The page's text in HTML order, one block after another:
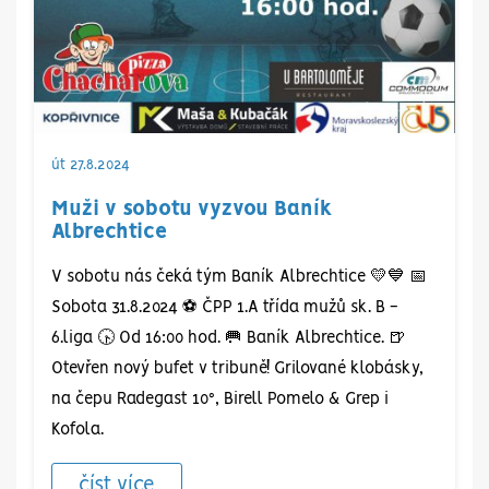
FC Kopřivnice
1:4
1. FK Spartak
Jablunkov
FC Kopřivnice
so 23.8.| 09:00
2:9
Fotbalový klub
FC Odra
FC Kopřivnice
so 23.8.| 11:00
1:7
Fotbalový klub
FC Odra
TJ Sokol
FC Kopřivnice
út 27.8.2024
Muži v sobotu vyzvou Baník
Albrechtice
V sobotu nás čeká tým Baník Albrechtice 💛💙 📅
Sobota 31.8.2024 ⚽ ČPP 1.A třída mužů sk. B -
6.liga 🕟 Od 16:00 hod. 🥅 Baník Albrechtice. 🍺
Otevřen nový bufet v tribuně! Grilované klobásky,
na čepu Radegast 10°, Birell Pomelo & Grep i
Kofola.